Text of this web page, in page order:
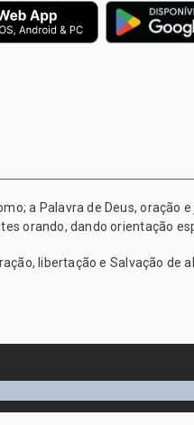
a Palavra de Deus, oração e
orando, dando orientação
libertação e Salvação de